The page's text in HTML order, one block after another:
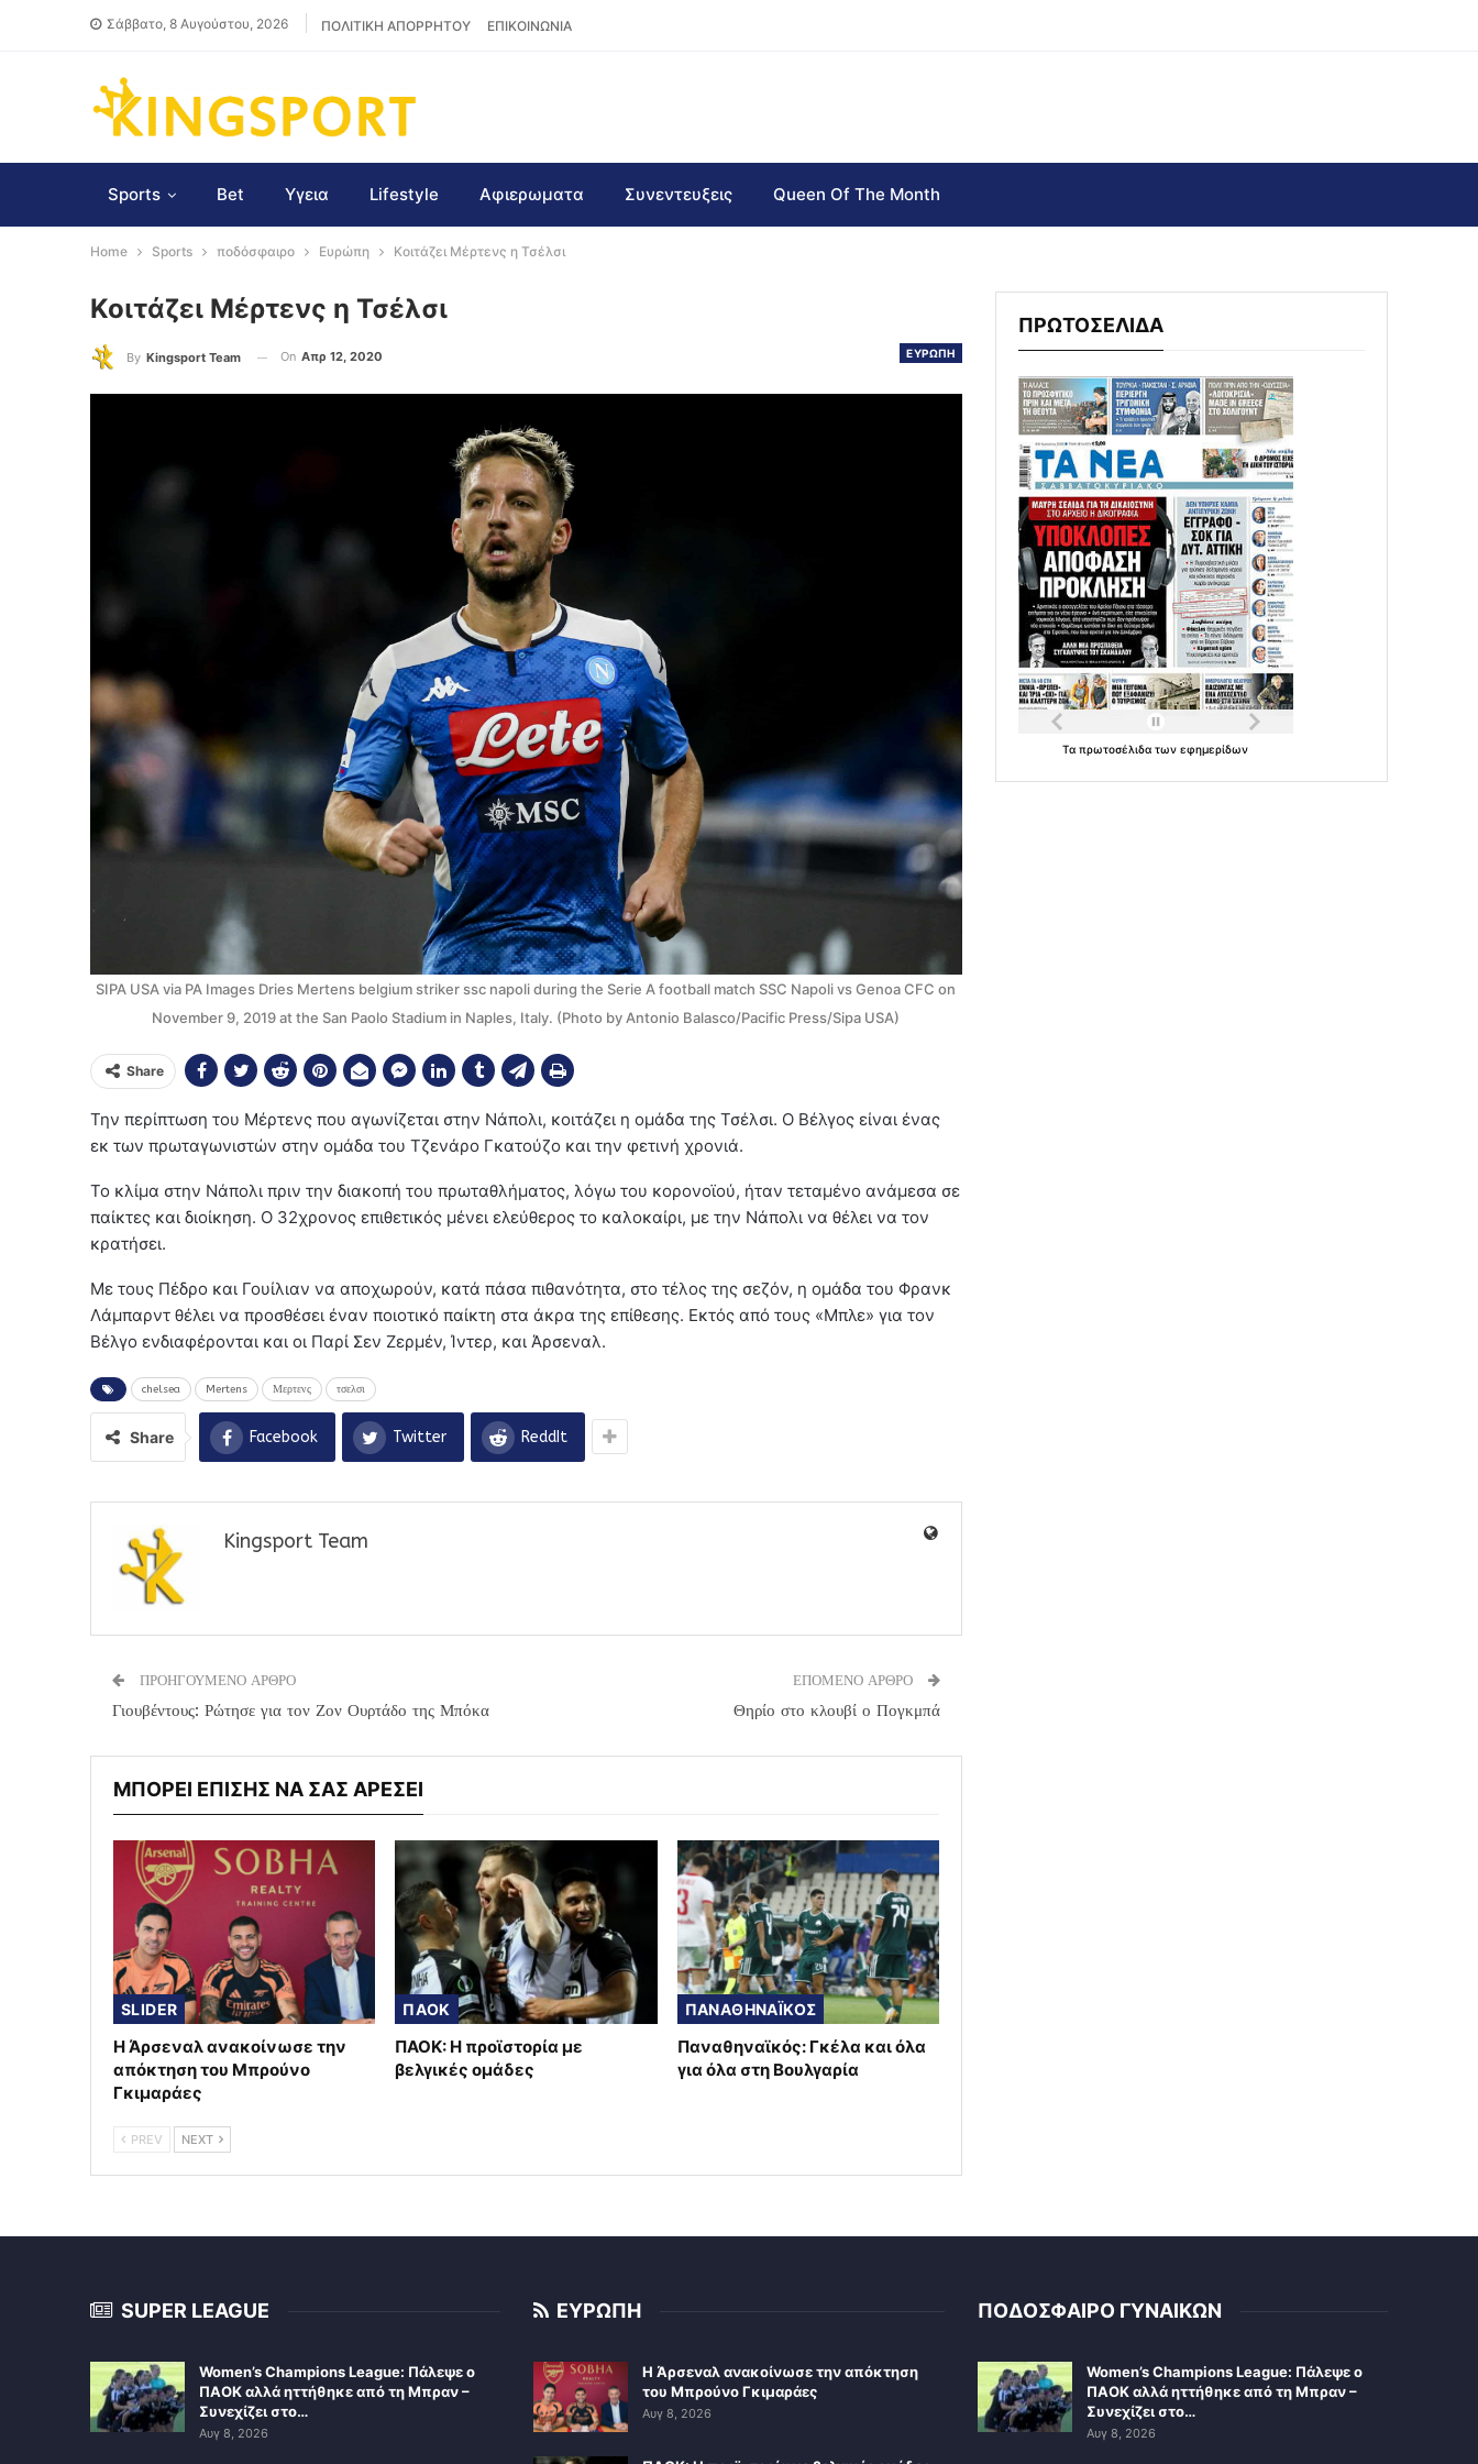
Σάββατο, 8 Αυγούστου, 2026 ΠΟΛΙΤΙΚΗ ΑΠΟΡΡΗΤΟΥ ΕΠΙΚΟΙΝΩΝΙΑ
Sports Bet Υγεια Lifestyle Αφιερωματα Συνεντευξεις Queen Of The Month
Home Sports ποδόσφαιρο Ευρώπη Κοιτάζει Μέρτενς η Τσέλσι
Κοιτάζει Μέρτενς η Τσέλσι
ΕΥΡΩΠΗ
By Kingsport Team On Απρ 12, 2020
SIPA USA via PA Images Dries Mertens belgium striker ssc napoli during the Serie A football match SSC Napoli vs Genoa CFC on
November 9, 2019 at the San Paolo Stadium in Naples, Italy. (Photo by Antonio Balasco/Pacific Press/Sipa USA)
Share
Την περίπτωση του Μέρτενς που αγωνίζεται στην Νάπολι, κοιτάζει η ομάδα της Τσέλσι. Ο Βέλγος είναι ένας
εκ των πρωταγωνιστών στην ομάδα του Τζενάρο Γκατούζο και την φετινή χρονιά.
Το κλίμα στην Νάπολι πριν την διακοπή του πρωταθλήματος, λόγω του κορονοϊού, ήταν τεταμένο ανάμεσα σε
παίκτες και διοίκηση. Ο 32χρονος επιθετικός μένει ελεύθερος το καλοκαίρι, με την Νάπολι να θέλει να τον
κρατήσει.
Με τους Πέδρο και Γουίλιαν να αποχωρούν, κατά πάσα πιθανότητα, στο τέλος της σεζόν, η ομάδα του Φρανκ
Λάμπαρντ θέλει να προσθέσει έναν ποιοτικό παίκτη στα άκρα της επίθεσης. Εκτός από τους «Μπλε» για τον
Βέλγο ενδιαφέρονται και οι Παρί Σεν Ζερμέν, Ίντερ, και Άρσεναλ.
chelsea Mertens Μερτενς τσελσι
Share Facebook Twitter ReddIt
Kingsport Team
ΠΡΟΗΓΟΥΜΕΝΟ ΑΡΘΡΟ
Γιουβέντους: Ρώτησε για τον Ζον Ουρτάδο της Μπόκα
ΕΠΟΜΕΝΟ ΑΡΘΡΟ
Θηρίο στο κλουβί ο Πογκμπά
ΜΠΟΡΕΙ ΕΠΙΣΗΣ ΝΑ ΣΑΣ ΑΡΕΣΕΙ
SLIDER
Η Άρσεναλ ανακοίνωσε την
απόκτηση του Μπρούνο
Γκιμαράες
ΠΑΟΚ
ΠΑΟΚ: Η προϊστορία με
βελγικές ομάδες
ΠΑΝΑΘΗΝΑΪΚΟΣ
Παναθηναϊκός: Γκέλα και όλα
για όλα στη Βουλγαρία
PREV NEXT
ΠΡΩΤΟΣΕΛΙΔΑ
Ταπρωτοσέλιδατωνεφημερίδων
SUPER LEAGUE
Women’s Champions League: Πάλεψε ο
ΠΑΟΚ αλλά ηττήθηκε από τη Μπραν –
Συνεχίζει στο…
Αυγ 8, 2026
ΕΥΡΩΠΗ
Η Άρσεναλ ανακοίνωσε την απόκτηση
του Μπρούνο Γκιμαράες
Αυγ 8, 2026
ΠΟΔΟΣΦΑΙΡΟ ΓΥΝΑΙΚΩΝ
Women’s Champions League: Πάλεψε ο
ΠΑΟΚ αλλά ηττήθηκε από τη Μπραν –
Συνεχίζει στο…
Αυγ 8, 2026